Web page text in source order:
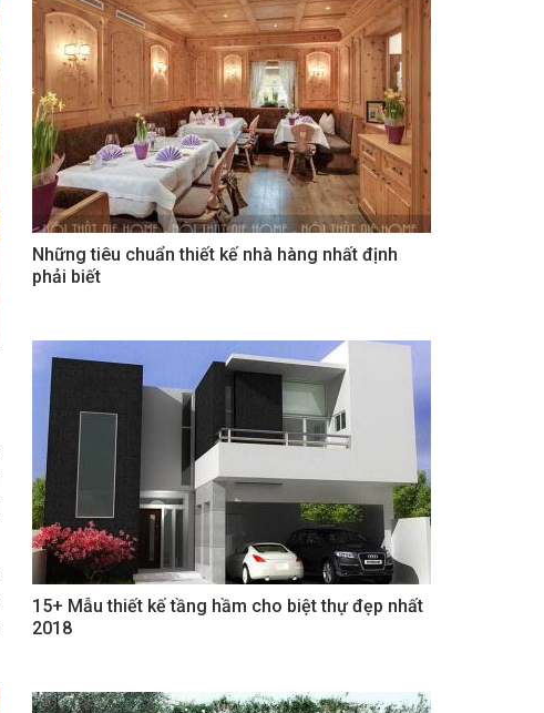
Những tiêu chuẩn thiết kế nhà hàng nhất định
phải biết
15+ Mẫu thiết kế tầng hầm cho biệt thự đẹp nhất
2018